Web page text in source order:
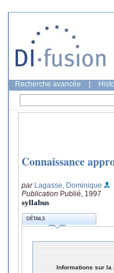
Recherche avancée
Connaissance
par Lagasse, Dominique
Publication Publié, 1997
syllabus
DÉTAILS
Informations sur la